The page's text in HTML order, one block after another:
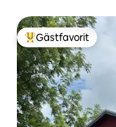
Populär gästfavorit
Gästfavorit